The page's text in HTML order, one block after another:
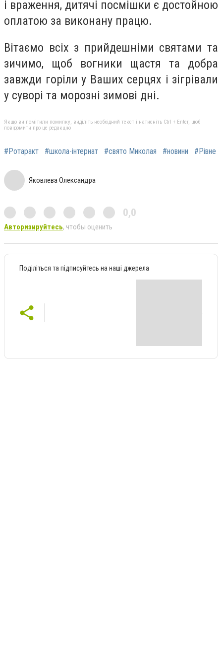
і враження, дитячі посмішки є достойною
оплатою за виконану працю.
Вітаємо всіх з прийдешніми святами та
зичимо, щоб вогники щастя та добра
завжди горіли у Ваших серцях і зігрівали
у суворі та морозні зимові дні.
Якщо ви помітили помилку, виділіть необхідний текст і натисніть Ctrl + Enter, щоб
повідомити про це редакцію
#Ротаракт #школа-інтернат #свято Миколая #новини #Рівне
Яковлева Олександра
0,0
Авторизируйтесь, чтобы оценить
Поділіться та підписуйтесь на наші джерела